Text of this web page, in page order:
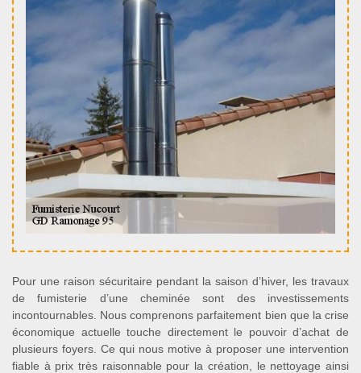
Pour une raison sécuritaire pendant la saison d’hiver, les travaux
de fumisterie d’une cheminée sont des investissements
incontournables. Nous comprenons parfaitement bien que la crise
économique actuelle touche directement le pouvoir d’achat de
plusieurs foyers. Ce qui nous motive à proposer une intervention
fiable à prix très raisonnable pour la création, le nettoyage ainsi